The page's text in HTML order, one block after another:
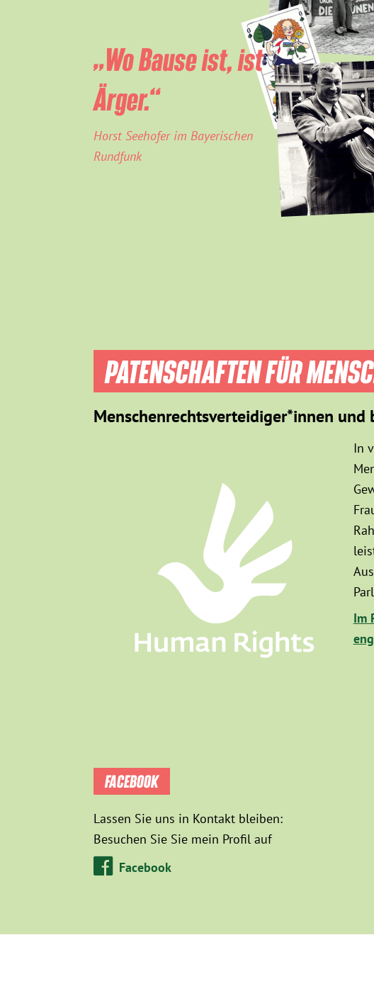
„Wo Bause ist, ist
Ärger.“
Horst Seehofer im Bayerischen
Rundfunk
PATENSCHAFTEN FÜR
Menschenrechtsverteidiger*innen
In
Im
FACEBOOK
Lassen Sie uns in Kontakt bleiben:
Besuchen Sie Sie mein Profil auf
Facebook